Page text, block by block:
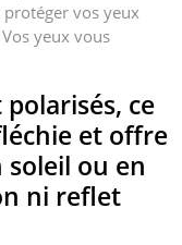
vos yeux
yeux vous
ce
et offre
ou en
ni reflet